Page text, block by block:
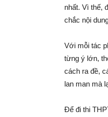
nhất. Vì thế,
chắc nội
Với mỗi tác
từng ý lớn,
cách ra đề,
lan man mà
Để đi thi